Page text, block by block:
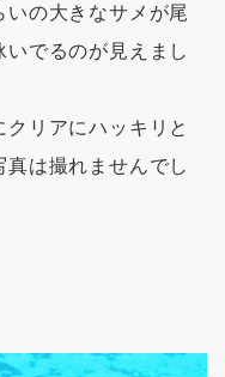
の大きなサメが尾
でるのが見えまし
リアにハッキリと
真は撮れませんでし